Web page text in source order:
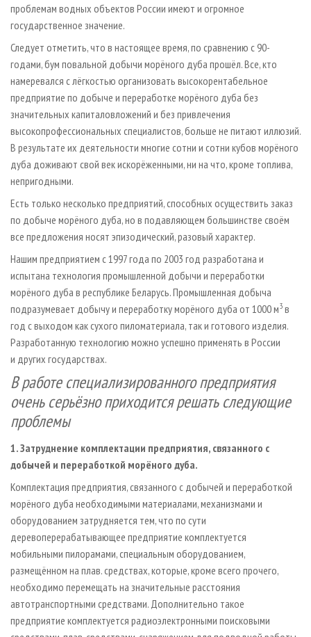
проблемам водных объектов России имеют и огромное
государственное значение.
Следует отметить, что в настоящее время, по сравнению с 90-
годами, бум повальной добычи морёного дуба прошёл. Все, кто
намеревался с лёгкостью организовать высокорентабельное
предприятие по добыче и переработке морёного дуба без
значительных капиталовложений и без привлечения
высокопрофессиональных специалистов, больше не питают иллюзий.
В результате их деятельности многие сотни и сотни кубов морёного
дуба доживают свой век искорёженными, ни на что, кроме топлива,
непригодными.
Есть только несколько предприятий, способных осуществить заказ
по добыче морёного дуба, но в подавляющем большинстве своём
все предложения носят эпизодический, разовый характер.
Нашим предприятием с 1997 года по 2003 год разработана и
испытана технология промышленной добычи и переработки
морёного дуба в республике Беларусь. Промышленная добыча
подразумевает добычу и переработку морёного дуба от 1000 м3 в
год с выходом как сухого пиломатериала, так и готового изделия.
Разработанную технологию можно успешно применять в России
и других государствах.
В работе специализированного предприятия
очень серьёзно приходится решать следующие
проблемы
1. Затруднение комплектации предприятия, связанного с
добычей и переработкой морёного дуба.
Комплектация предприятия, связанного с добычей и переработкой
морёного дуба необходимыми материалами, механизмами и
оборудованием затрудняется тем, что по сути
деревоперерабатывающее предприятие комплектуется
мобильными пилорамами, специальным оборудованием,
размещённом на плав. средствах, которые, кроме всего прочего,
необходимо перемещать на значительные расстояния
автотранспортными средствами. Дополнительно такое
предприятие комплектуется радиоэлектронными поисковыми